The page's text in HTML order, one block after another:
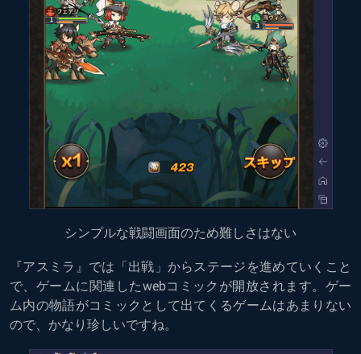
シンプルな戦闘画面のため難しさはない
『アスミラ』では「出戦」からステージを進めていくこと
で、ゲームに関連したwebコミックが開放されます。ゲー
ム内の物語がコミックとして出てくるゲームはあまりない
ので、かなり珍しいですね。